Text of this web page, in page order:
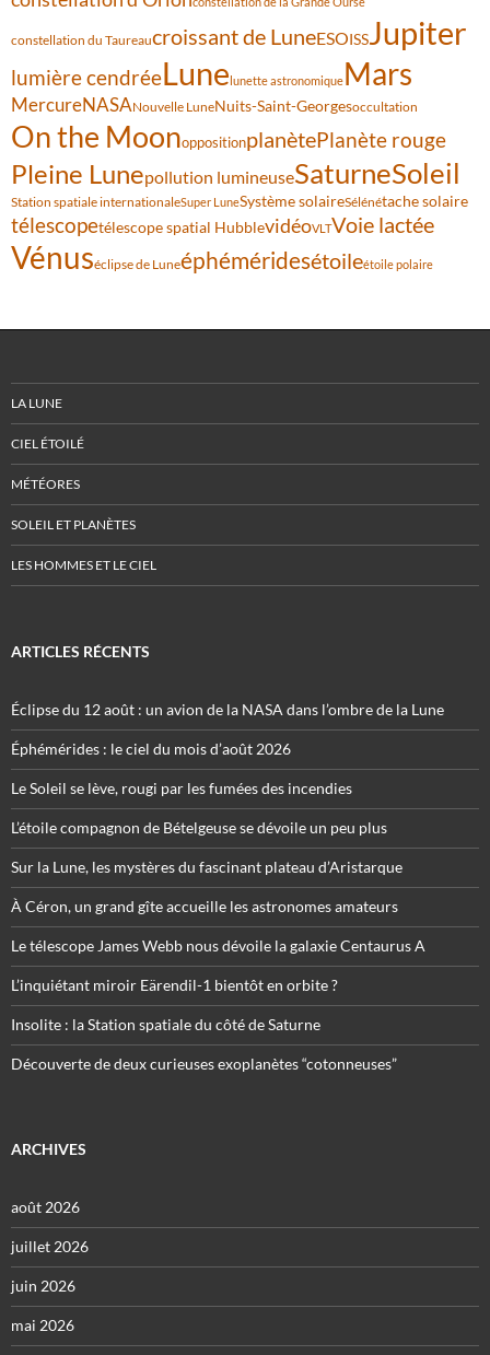
constellation du Taureaucroissant de LuneESOISSJupiter
lumière cendréeLunelunette astronomiqueMars
MercureNASANouvelle LuneNuits-Saint-Georgesoccultation
On the MoonoppositionplanètePlanète rouge
Pleine Lunepollution lumineuseSaturneSoleil
Station spatiale internationaleSuper LuneSystème solaireSélénétache solaire
télescopetélescope spatial HubblevidéoVLTVoie lactée
Vénuséclipse de Luneéphéméridesétoileétoile polaire
LA LUNE
CIEL ÉTOILÉ
MÉTÉORES
SOLEIL ET PLANÈTES
LES HOMMES ET LE CIEL
ARTICLES RÉCENTS
Éclipse du 12 août : un avion de la NASA dans l’ombre de la Lune
Éphémérides : le ciel du mois d’août 2026
Le Soleil se lève, rougi par les fumées des incendies
L’étoile compagnon de Bételgeuse se dévoile un peu plus
Sur la Lune, les mystères du fascinant plateau d’Aristarque
À Céron, un grand gîte accueille les astronomes amateurs
Le télescope James Webb nous dévoile la galaxie Centaurus A
L’inquiétant miroir Eärendil-1 bientôt en orbite ?
Insolite : la Station spatiale du côté de Saturne
Découverte de deux curieuses exoplanètes “cotonneuses”
ARCHIVES
août 2026
juillet 2026
juin 2026
mai 2026